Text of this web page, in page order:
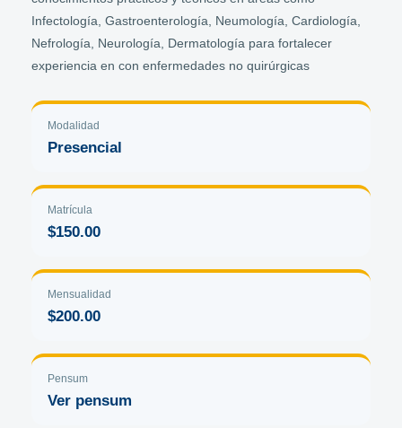
Infectología, Gastroenterología, Neumología, Cardiología,
Nefrología, Neurología, Dermatología para fortalecer
experiencia en con enfermedades no quirúrgicas
Modalidad
Presencial
Matrícula
$150.00
Mensualidad
$200.00
Pensum
Ver pensum